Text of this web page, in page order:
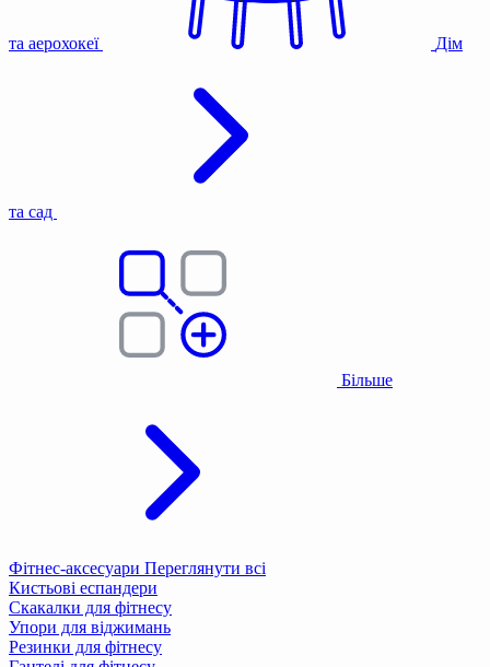
та аерохокеї Дім
та сад
Більше
Фітнес-аксесуари Переглянути всі
Кистьові еспандери
Скакалки для фітнесу
Упори для віджимань
Резинки для фітнесу